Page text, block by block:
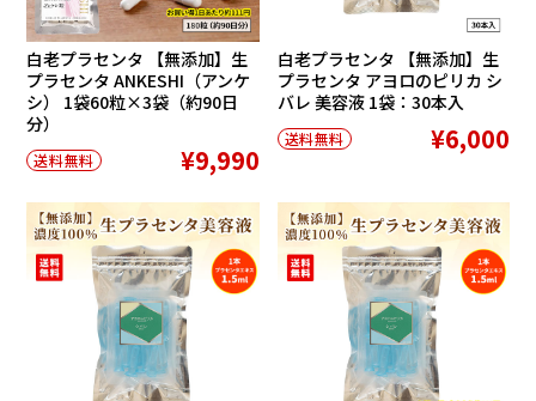
白老プラセンタ 【無添加】生
プラセンタ ANKESHI（アンケ
シ） 1袋60粒×3袋（約90日
分）
送料無料 ¥9,990
白老プラセンタ 【無添加】生
プラセンタ アヨロのピリカ シ
バレ 美容液 1袋：30本入
送料無料 ¥6,000